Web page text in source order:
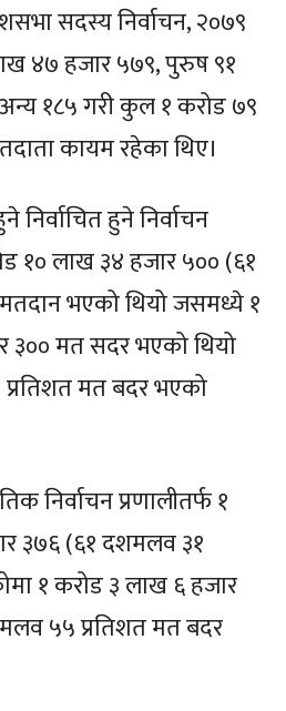
सदस्य निर्वाचन, २०७९
४७ हजार ५७९, पुरुष ९१
१८५ गरी कुल १ करोड ७९
कायम रहेका थिए।
निर्वाचित हुने निर्वाचन
१० लाख ३४ हजार ५०० (६१
भएको थियो जसमध्ये १
३०० मत सदर भएको थियो
मत बदर भएको
निर्वाचन प्रणालीतर्फ १
३७६ (६१ दशमलव ३१
१ करोड ३ लाख ६ हजार
५५ प्रतिशत मत बदर